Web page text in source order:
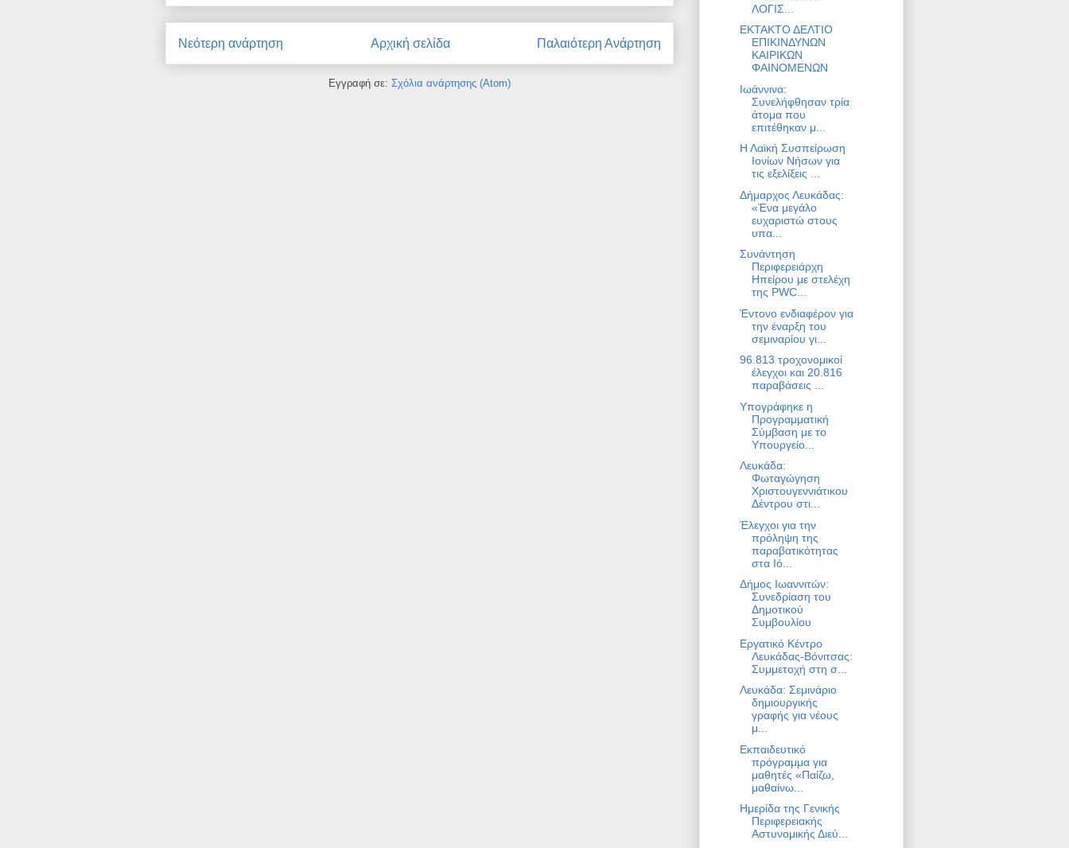
Νεότερη ανάρτηση Παλαιότερη Ανάρτηση
Αρχική σελίδα
Εγγραφή σε: Σχόλια ανάρτησης (Atom)
ΛΟΓΙΣ...
ΕΚΤΑΚΤΟ ΔΕΛΤΙΟ
ΕΠΙΚΙΝΔΥΝΩΝ
ΚΑΙΡΙΚΩΝ
ΦΑΙΝΟΜΕΝΩΝ
Ιωάννινα:
Συνελήφθησαν τρία
άτομα που
επιτέθηκαν μ...
Η Λαϊκή Συσπείρωση
Ιονίων Νήσων για
τις εξελίξεις ...
Δήμαρχος Λευκάδας:
«Ένα μεγάλο
ευχαριστώ στους
υπα...
Συνάντηση
Περιφερειάρχη
Ηπείρου με στελέχη
της PWC...
Έντονο ενδιαφέρον για
την έναρξη του
σεμιναρίου γι...
96.813 τροχονομικοί
έλεγχοι και 20.816
παραβάσεις ...
Υπογράφηκε η
Προγραμματική
Σύμβαση με το
Υπουργείο...
Λευκάδα:
Φωταγώγηση
Χριστουγεννιάτικου
Δέντρου στι...
Έλεγχοι για την
πρόληψη της
παραβατικότητας
στα Ιό...
Δήμος Ιωαννιτών:
Συνεδρίαση του
Δημοτικού
Συμβουλίου
Εργατικό Κέντρο
Λευκάδας-Βόνιτσας:
Συμμετοχή στη σ...
Λευκάδα: Σεμινάριο
δημιουργικής
γραφής για νέους
μ...
Εκπαιδευτικό
πρόγραμμα για
μαθητές «Παίζω,
μαθαίνω...
Ημερίδα της Γενικής
Περιφερειακής
Αστυνομικής Διεύ...